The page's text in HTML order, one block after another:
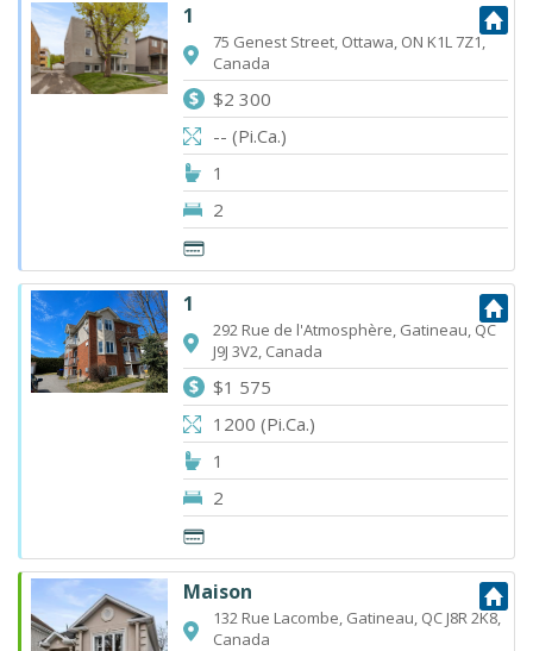
1
75 Genest Street, Ottawa, ON K1L 7Z1,
Canada
$2 300
-- (Pi.Ca.)
1
2
1
292 Rue de l'Atmosphère, Gatineau, QC
J9J 3V2, Canada
$1 575
1200 (Pi.Ca.)
1
2
Maison
132 Rue Lacombe, Gatineau, QC J8R 2K8,
Canada